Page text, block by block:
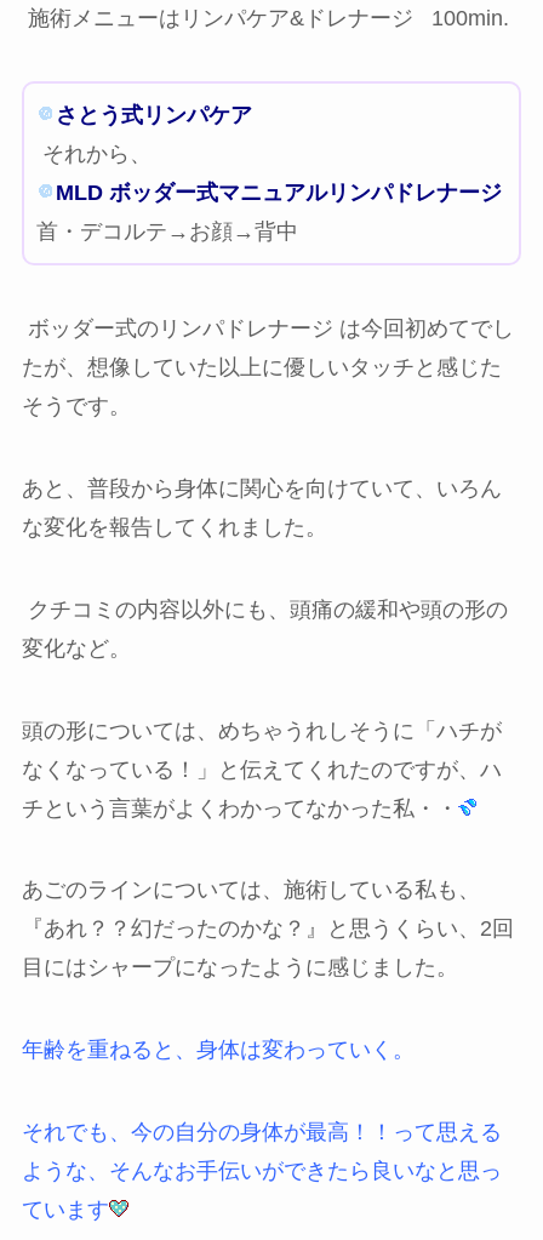
施術メニューは リンパケア&ドレナージ 100min.
さとう式リンパケア
それから、
MLD ボッダー式マニュアルリンパドレナージ
首・デコルテ→お顔→背中
ボッダー式のリンパドレナージ は今回初めてでし
たが、想像していた以上に優しいタッチと感じた
そうです。
あと、普段から身体に関心を向けていて、いろん
な変化を報告してくれました。
クチコミの内容以外にも、頭痛の緩和や頭の形の
変化など。
頭の形については、めちゃうれしそうに「ハチが
なくなっている！」と伝えてくれたのですが、 ハ
チという言葉がよくわかってなかった私・・
あごのラインについては、施術している私も、
『あれ？？幻だったのかな？』と思うくらい、2回
目にはシャープになったように感じました。
年齢を重ねると、身体は変わっていく。
それでも、今の自分の身体が最高！！って思える
ような、そんなお手伝いができたら良いなと思っ
ています